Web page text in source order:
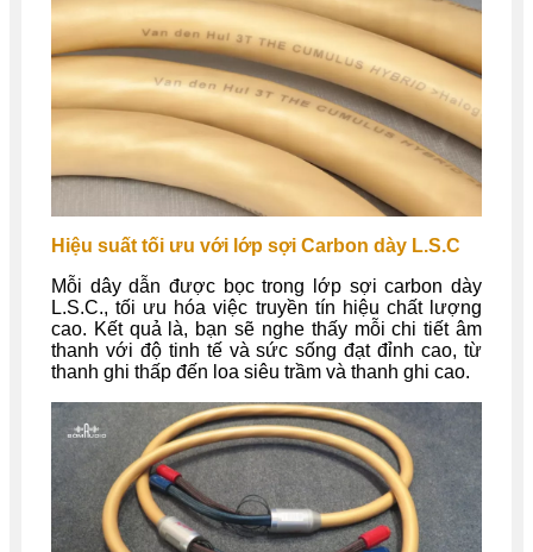
Hiệu suất tối ưu với lớp sợi Carbon dày L.S.C
Mỗi dây dẫn được bọc trong lớp sợi carbon dày
L.S.C., tối ưu hóa việc truyền tín hiệu chất lượng
cao. Kết quả là, bạn sẽ nghe thấy mỗi chi tiết âm
thanh với độ tinh tế và sức sống đạt đỉnh cao, từ
thanh ghi thấp đến loa siêu trầm và thanh ghi cao.